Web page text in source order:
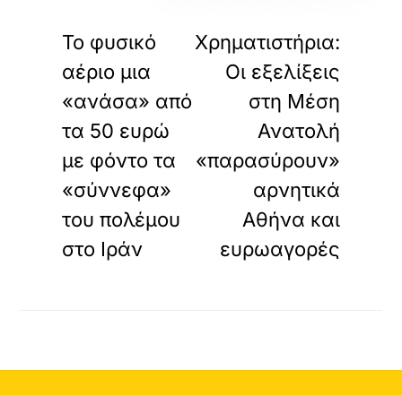
Το φυσικό
αέριο μια
«ανάσα» από
τα 50 ευρώ
με φόντο τα
«σύννεφα»
του πολέμου
στο Ιράν
Χρηματιστήρια:
Οι εξελίξεις
στη Μέση
Ανατολή
«παρασύρουν»
αρνητικά
Αθήνα και
ευρωαγορές